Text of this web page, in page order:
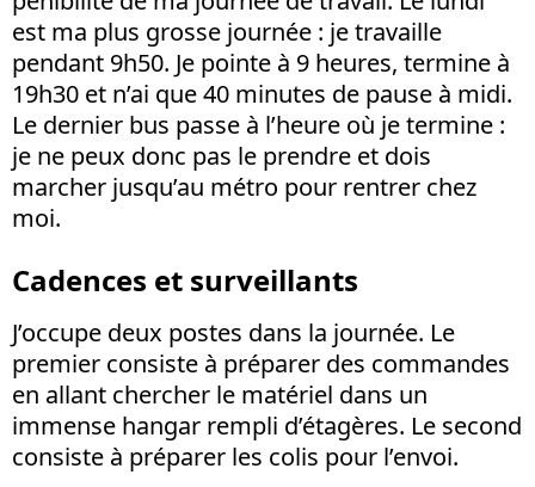
est ma plus grosse journée : je travaille
pendant 9h50. Je pointe à 9 heures, termine à
19h30 et n’ai que 40 minutes de pause à midi.
Le dernier bus passe à l’heure où je termine :
je ne peux donc pas le prendre et dois
marcher jusqu’au métro pour rentrer chez
moi.
Cadences et surveillants
J’occupe deux postes dans la journée. Le
premier consiste à préparer des commandes
en allant chercher le matériel dans un
immense hangar rempli d’étagères. Le second
consiste à préparer les colis pour l’envoi.